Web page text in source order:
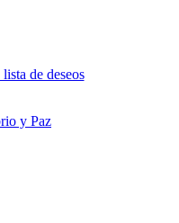
de deseos